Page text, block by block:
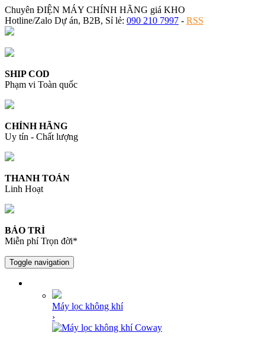
Chuyên ĐIỆN MÁY CHÍNH HÃNG giá KHO
Hotline/Zalo Dự án, B2B, Sỉ lẻ: 090 210 7997 - RSS
SHIP COD
Phạm vi Toàn quốc
CHÍNH HÃNG
Uy tín - Chất lượng
THANH TOÁN
Linh Hoạt
BẢO TRÌ
Miễn phí Trọn đời*
Toggle navigation
Máy lọc không khí
›